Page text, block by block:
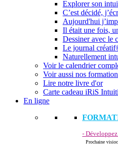
Explorer son
C’est décidé,
Aujourd'hui
Il était une fois,
Dessiner avec le
Le journal
Naturellement
Voir le calendrier
Voir aussi nos
Lire notre livre d'or
Carte cadeau iRiS
En ligne
-
Prochaine